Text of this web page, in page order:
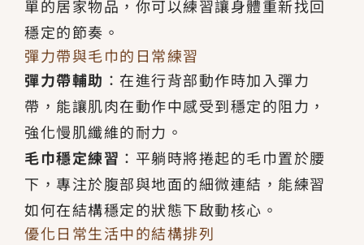
單的居家物品，你可以練習讓身體重新找回
穩定的節奏。
彈力帶與毛巾的日常練習
彈力帶輔助 ：在進行背部動作時加入彈力
帶，能讓肌肉在動作中感受到穩定的阻力，
強化慢肌纖維的耐力。
毛巾穩定練習 ：平躺時將捲起的毛巾置於腰
下，專注於腹部與地面的細微連結，能練習
如何在結構穩定的狀態下啟動核心。
優化日常生活中的結構排列